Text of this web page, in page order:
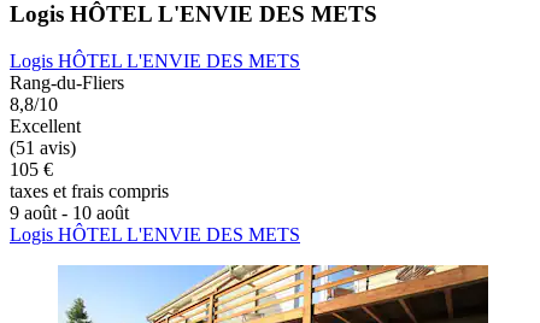
Logis HÔTEL L'ENVIE DES METS
Logis HÔTEL L'ENVIE DES METS
Rang-du-Fliers
8,8/10
Excellent
(51 avis)
105 €
taxes et frais compris
9 août - 10 août
Logis HÔTEL L'ENVIE DES METS